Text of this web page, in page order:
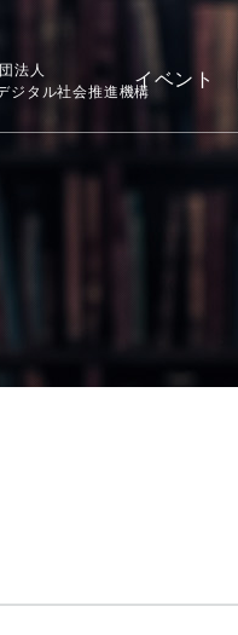
法人
ジタル社会推進機構
イベント